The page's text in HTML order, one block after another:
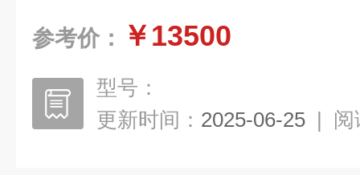
参考价： ￥13500
型号：
更新时间： 2025-06-25 | 阅